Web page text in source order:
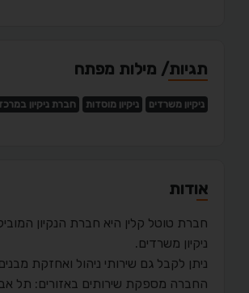
תגיות/ מילות מפתח
ניקיון משרדים ניקיון מוסדות חברת ניקיון במרכז
אודות
חברת טוטל קלין היא חברת הנקיון
ניקיון משרדים.
ניתן לקבל גם שירותי ניהול ואחזקת
החברה מספקת שירותים באזורים: תל